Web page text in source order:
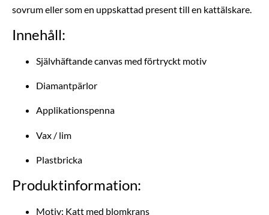
sovrum eller som en uppskattad present till en kattälskare.
Innehåll:
Självhäftande canvas med förtryckt motiv
Diamantpärlor
Applikationspenna
Vax / lim
Plastbricka
Produktinformation:
Motiv: Katt med blomkrans